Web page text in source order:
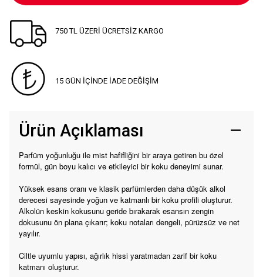
750 TL ÜZERİ ÜCRETSİZ KARGO
15 GÜN İÇİNDE İADE DEĞİŞİM
Ürün Açıklaması
Parfüm yoğunluğu ile mist hafifliğini bir araya getiren bu özel
formül, gün boyu kalıcı ve etkileyici bir koku deneyimi sunar.
Yüksek esans oranı ve klasik parfümlerden daha düşük alkol
derecesi sayesinde yoğun ve katmanlı bir koku profili oluşturur.
Alkolün keskin kokusunu geride bırakarak esansın zengin
dokusunu ön plana çıkarır; koku notaları dengeli, pürüzsüz ve net
yayılır.
Ciltle uyumlu yapısı, ağırlık hissi yaratmadan zarif bir koku
katmanı oluşturur.